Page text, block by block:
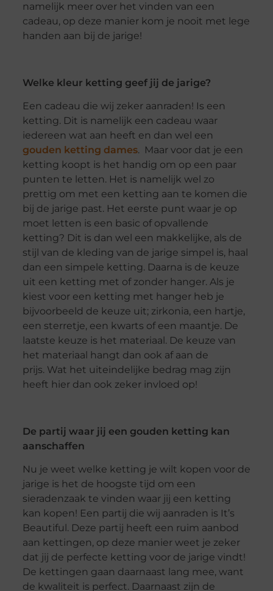
namelijk meer over het vinden van een
cadeau, op deze manier kom je nooit met lege
handen aan bij de jarige!
Welke kleur ketting geef jij de jarige?
Een cadeau die wij zeker aanraden! Is een
ketting. Dit is namelijk een cadeau waar
iedereen wat aan heeft en dan wel een
gouden ketting dames. Maar voor dat je een
ketting koopt is het handig om op een paar
punten te letten. Het is namelijk wel zo
prettig om met een ketting aan te komen die
bij de jarige past. Het eerste punt waar je op
moet letten is een basic of opvallende
ketting? Dit is dan wel een makkelijke, als de
stijl van de kleding van de jarige simpel is, haal
dan een simpele ketting. Daarna is de keuze
uit een ketting met of zonder hanger. Als je
kiest voor een ketting met hanger heb je
bijvoorbeeld de keuze uit; zirkonia, een hartje,
een sterretje, een kwarts of een maantje. De
laatste keuze is het materiaal. De keuze van
het materiaal hangt dan ook af aan de
prijs. Wat het uiteindelijke bedrag mag zijn
heeft hier dan ook zeker invloed op!
De partij waar jij een gouden ketting kan
aanschaffen
Nu je weet welke ketting je wilt kopen voor de
jarige is het de hoogste tijd om een
sieradenzaak te vinden waar jij een ketting
kan kopen! Een partij die wij aanraden is It’s
Beautiful. Deze partij heeft een ruim aanbod
aan kettingen, op deze manier weet je zeker
dat jij de perfecte ketting voor de jarige vindt!
De kettingen gaan daarnaast lang mee, want
de kwaliteit is perfect. Daarnaast zijn de